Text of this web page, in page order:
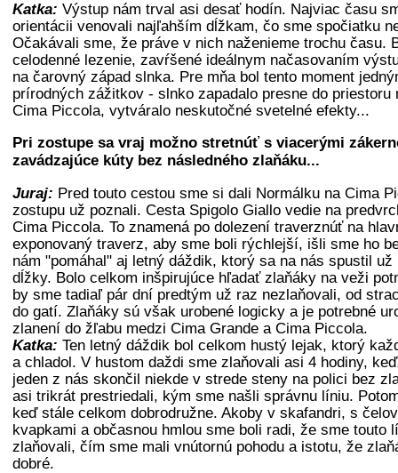
Katka: Výstup nám trval asi desať hodín. Najviac času
orientácii venovali najľahším dĺžkam, čo sme spočiatku
Očakávali sme, že práve v nich naženieme trochu času.
celodenné lezenie, zavŕšené ideálnym načasovaním
na čarovný západ slnka. Pre mňa bol tento moment
prírodných zážitkov - slnko zapadalo presne do priestoru
Cima Piccola, vytváralo neskutočné svetelné efekty...
Pri zostupe sa vraj možno stretnúť s viacerými
zavádzajúce kúty bez následného zlaňáku...
Juraj: Pred touto cestou sme si dali Normálku na Cima
zostupu už poznali. Cesta Spigolo Giallo vedie na
Cima Piccola. To znamená po dolezení traverznúť na
exponovaný traverz, aby sme boli rýchlejší, išli sme ho
nám "pomáhal" aj letný dáždik, ktorý sa na nás spustil
dĺžky. Bolo celkom inšpirujúce hľadať zlaňáky na veži
by sme tadiaľ pár dní predtým už raz nezlaňovali, od
do gatí. Zlaňáky sú však urobené logicky a je potrebné
zlanení do žľabu medzi Cima Grande a Cima Piccola.
Katka: Ten letný dáždik bol celkom hustý lejak, ktorý
a chladol. V hustom daždi sme zlaňovali asi 4 hodiny,
jeden z nás skončil niekde v strede steny na polici bez
asi trikrát prestriedali, kým sme našli správnu líniu.
keď stále celkom dobrodružne. Akoby v skafandri, s
kvapkami a občasnou hmlou sme boli radi, že sme touto
zlaňovali, čím sme mali vnútornú pohodu a istotu, že
dobré.